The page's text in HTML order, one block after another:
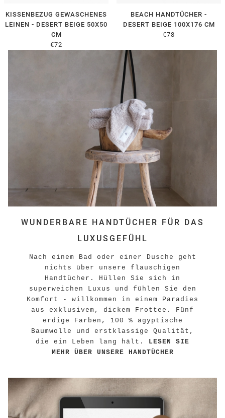
KISSENBEZUG GEWASCHENES
LEINEN - DESERT BEIGE 50X50
CM
€72
BEACH HANDTÜCHER -
DESERT BEIGE 100X176 CM
€78
WUNDERBARE HANDTÜCHER FÜR DAS
LUXUSGEFÜHL
Nach einem Bad oder einer Dusche geht
nichts über unsere flauschigen
Handtücher. Hüllen Sie sich in
superweichen Luxus und fühlen Sie den
Komfort - willkommen in einem Paradies
aus exklusivem, dickem Frottee. Fünf
erdige Farben, 100 % ägyptische
Baumwolle und erstklassige Qualität,
die ein Leben lang hält.
LESEN SIE
MEHR ÜBER UNSERE HANDTÜCHER